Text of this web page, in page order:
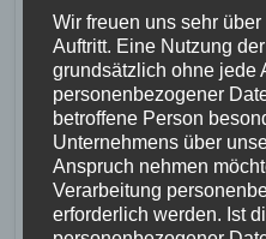
In jedem Jahr am ersten
ökumenisch
Frauen statt. Ein
England, Nordirland
Wir freuen uns sehr
Auftritt. Eine Nutzung
grundsätzlich ohne jede
personenbezogener
betroffene Person
Unternehmens über
Anspruch nehmen
Verarbeitung
erforderlich werden. Ist